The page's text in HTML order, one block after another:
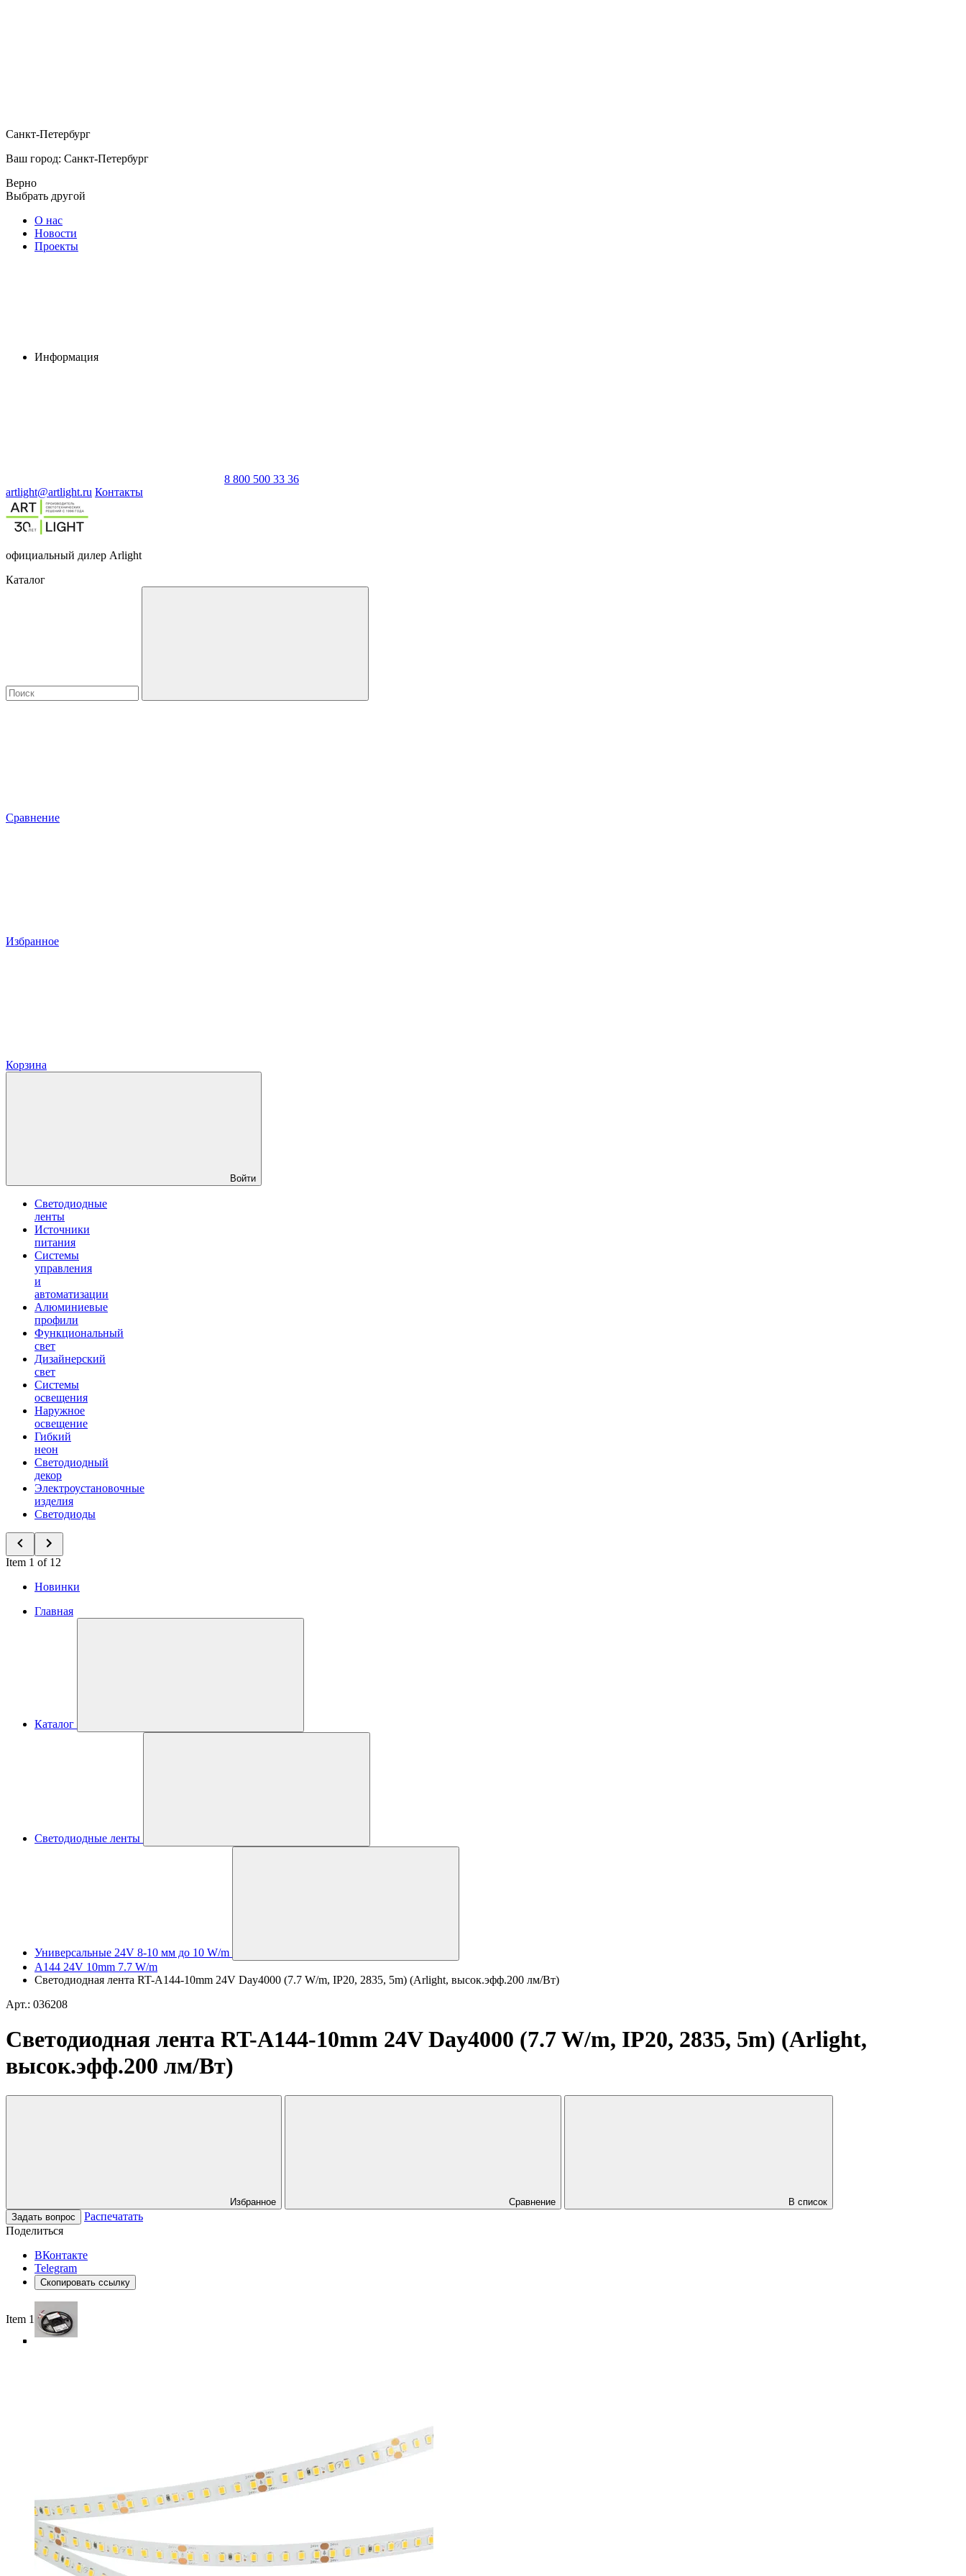
Санкт-Петербург
Ваш город: Санкт-Петербург
Верно
Выбрать другой
О нас
Новости
Проекты
Информация
8 800 500 33 36
artlight@artlight.ru Контакты
официальный дилер Arlight
Каталог
Сравнение
Избранное
Корзина
Войти
Светодиодные
ленты
Источники
питания
Системы
управления
и
автоматизации
Алюминиевые
профили
Функциональный
свет
Дизайнерский
свет
Системы
освещения
Наружное
освещение
Гибкий
неон
Светодиодный
декор
Электроустановочные
изделия
Светодиоды
Item 1 of 12
Новинки
Главная
Каталог
Светодиодные ленты
Универсальные 24V 8-10 мм до 10 W/m
A144 24V 10mm 7.7 W/m
Светодиодная лента RT-A144-10mm 24V Day4000 (7.7 W/m, IP20, 2835, 5m) (Arlight, высок.эфф.200 лм/Вт)
Арт.: 036208
Светодиодная лента RT-A144-10mm 24V Day4000 (7.7 W/m, IP20, 2835, 5m) (Arlight,
высок.эфф.200 лм/Вт)
Избранное Сравнение
В список
Задать вопрос
Распечатать
Поделиться
ВКонтакте
Telegram
Скопировать ссылку
Item 1 of 5